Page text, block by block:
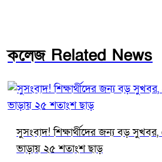
কলেজ Related News
সুসংবাদ! শিক্ষার্থীদের জন্য বড় সুখবর,
ভাড়ায় ২৫ শতাংশ ছাড়